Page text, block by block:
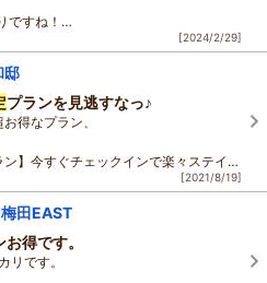
ですね！
は春の訪れを感じさせる桜餅のご用意が
も当日追加可能です。ご宿泊の際
[2024/2/29]
邸
プランを見逃すなっ♪
得なプラン、
ン】今すぐチェックインで楽々ステイ☆
か！？
[2021/8/19]
田EAST
お得です。
リです。